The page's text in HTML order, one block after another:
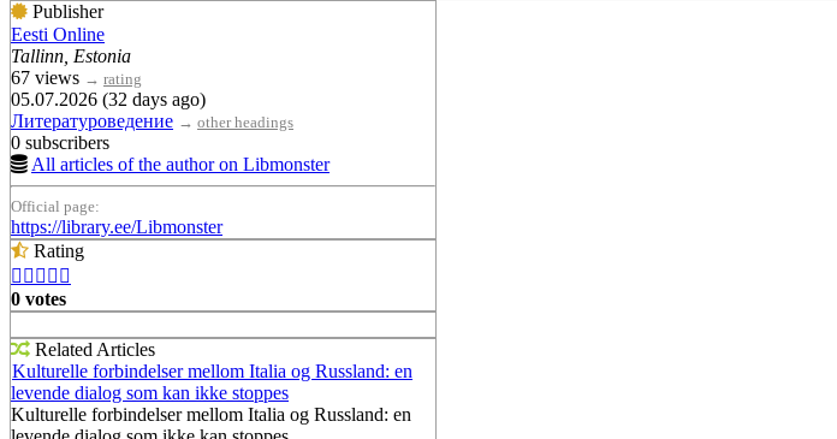
Publisher
Eesti Online
Tallinn, Estonia
67 views → rating
05.07.2026 (32 days ago)
Литературоведение → other headings
0 subscribers
All articles of the author on Libmonster
Official page:
https://library.ee/Libmonster
Rating
    
0 votes
Related Articles
Kulturelle forbindelser mellom Italia og Russland: en
levende dialog som kan ikke stoppes
Kulturelle forbindelser mellom Italia og Russland: en